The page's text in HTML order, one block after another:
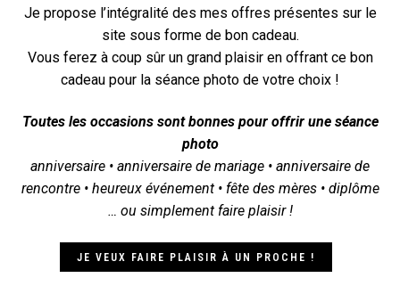
Je propose l’intégralité des mes offres présentes sur le
site sous forme de bon cadeau.
Vous ferez à coup sûr un grand plaisir en offrant ce bon
cadeau pour la séance photo de votre choix !
Toutes les occasions sont bonnes pour offrir une séance
photo
anniversaire • anniversaire de mariage • anniversaire de
rencontre • heureux événement • fête des mères • diplôme
… ou simplement faire plaisir !
JE VEUX FAIRE PLAISIR À UN PROCHE !